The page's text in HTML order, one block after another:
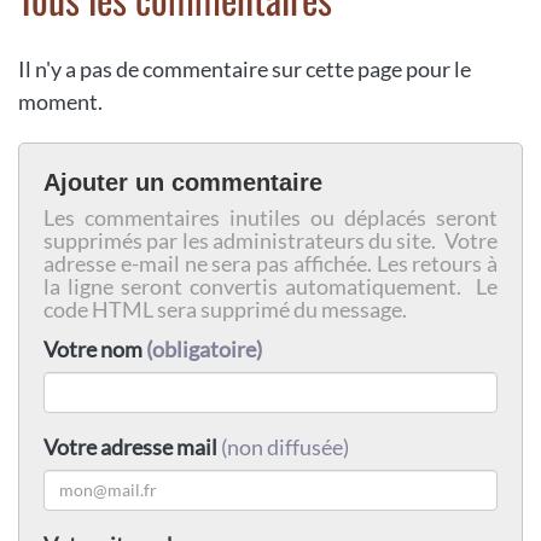
Il n'y a pas de commentaire sur cette page pour le
moment.
Ajouter un commentaire
Les commentaires inutiles ou déplacés seront
supprimés par les administrateurs du site. Votre
adresse e-mail ne sera pas affichée. Les retours à
la ligne seront convertis automatiquement. Le
code HTML sera supprimé du message.
Votre nom(obligatoire)
Votre adresse mail (non diffusée)